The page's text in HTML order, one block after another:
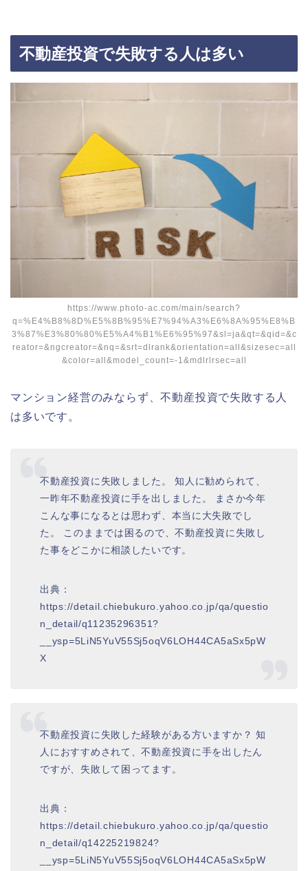
不動産投資で失敗する人は多い
https://www.photo-ac.com/main/search?
q=%E4%B8%8D%E5%8B%95%E7%94%A3%E6%8A%95%E8%B
3%87%E3%80%80%E5%A4%B1%E6%95%97&sl=ja&qt=&qid=&c
reator=&ngcreator=&nq=&srt=dlrank&orientation=all&sizesec=all
&color=all&model_count=-1&mdlrlrsec=all
マンション経営のみならず、不動産投資で失敗する人
は多いです。
不動産投資に失敗しました。 知人に勧められて、
一昨年不動産投資に手を出しました。 まさか今年
こんな事になるとは思わず、本当に大失敗でし
た。 このままでは困るので、不動産投資に失敗し
た事をどこかに相談したいです。
出典：
https://detail.chiebukuro.yahoo.co.jp/qa/questio
n_detail/q11235296351?
__ysp=5LiN5YuV55Sj5oqV6LOH44CA5aSx5pW
X
不動産投資に失敗した経験がある方いますか？ 知
人におすすめされて、不動産投資に手を出したん
ですが、失敗して困ってます。
出典：
https://detail.chiebukuro.yahoo.co.jp/qa/questio
n_detail/q14225219824?
__ysp=5LiN5YuV55Sj5oqV6LOH44CA5aSx5pW